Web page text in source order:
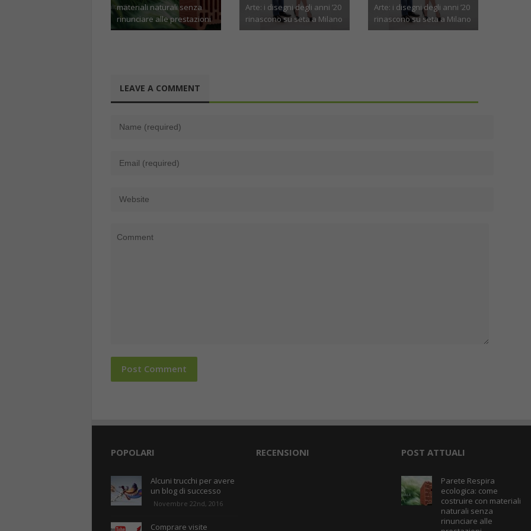
grado e cosa cambia
davvero
l’amore per i cani ed il loro
abbigliamento
l’inestetismo nasconde un
problema più profondo
LEAVE A COMMENT
POPOLARI
Alcuni trucchi per avere
un blog di successo
Novembre 22nd, 2016
Comprare visite
RECENSIONI POST ATTUALI
Parete Respira
ecologica: come
costruire con materiali
naturali senza
rinunciare alle